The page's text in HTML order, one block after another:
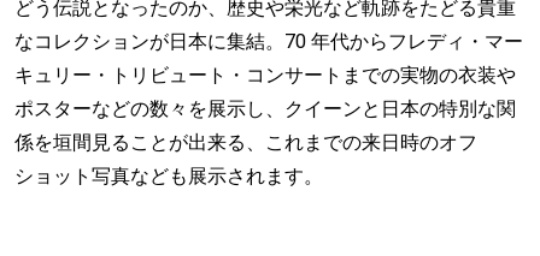
どう伝説となったのか、歴史や栄光など軌跡をたどる貴重
なコレクションが日本に集結。70 年代からフレディ・マー
キュリー・トリビュート・コンサートまでの実物の衣装や
ポスターなどの数々を展示し、クイーンと日本の特別な関
係を垣間見ることが出来る、これまでの来日時のオフ
ショット写真なども展示されます。